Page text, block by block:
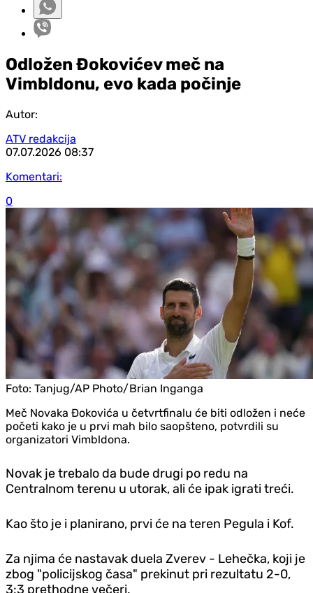
Odložen Đokovićev meč na
Vimbldonu, evo kada počinje
Autor:
ATV redakcija
07.07.2026 08:37
Komentari:
0
Foto: Tanjug/AP Photo/Brian Inganga
Meč Novaka Đokovića u četvrtfinalu će biti odložen i neće
početi kako je u prvi mah bilo saopšteno, potvrdili su
organizatori Vimbldona.
Novak je trebalo da bude drugi po redu na
Centralnom terenu u utorak, ali će ipak igrati treći.
Kao što je i planirano, prvi će na teren Pegula i Kof.
Za njima će nastavak duela Zverev - Lehečka, koji je
zbog "policijskog časa" prekinut pri rezultatu 2-0,
3:3 prethodne večeri.